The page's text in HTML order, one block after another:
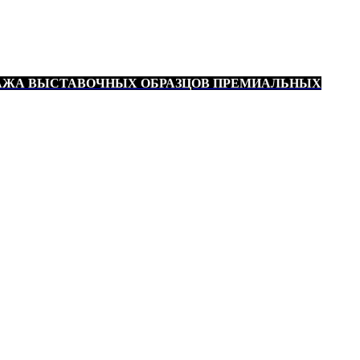
ВЫСТАВОЧНЫХ ОБРАЗЦОВ ПРЕМИАЛЬНЫХ